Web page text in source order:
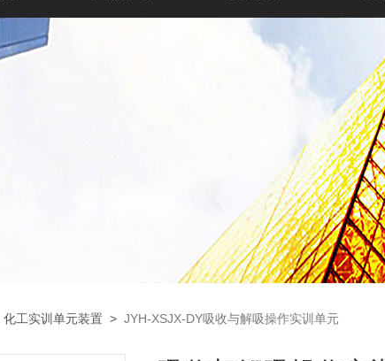
化工实训单元装置 > JYH-XSJX-DY吸收与解吸操作实训单元